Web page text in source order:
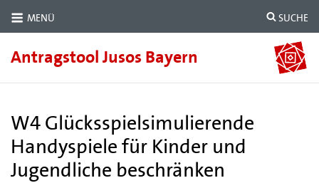
MENÜ SUCHE
Antragstool Jusos Bayern
W4 Glücksspielsimulierende
Handyspiele für Kinder und
Jugendliche beschränken